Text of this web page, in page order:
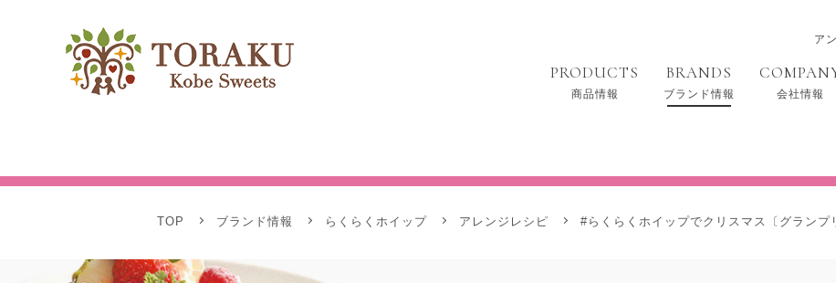
ア
PRODUCTS
商品情報
BRANDS
ブランド情報 会社情報
TOP ブランド情報 らくらくホイップ アレンジレシピ #らくらくホイップでクリスマス〔グランプ